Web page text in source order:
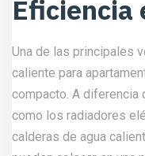
Eficiencia
Una de las principales
caliente para
compacto. A
como los radiadores
calderas de agua